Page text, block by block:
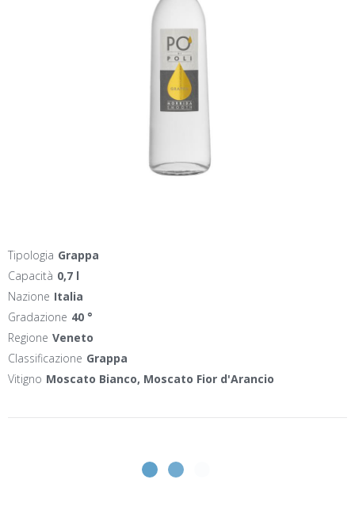
Tipologia Grappa
Capacità 0,7 l
Nazione Italia
Gradazione 40 °
Regione Veneto
Classificazione Grappa
Vitigno Moscato Bianco, Moscato Fior d'Arancio